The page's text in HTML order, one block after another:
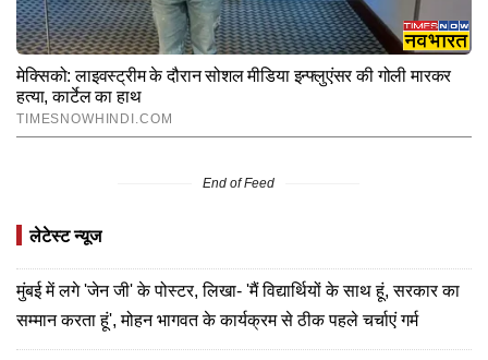
End of Feed
लेटेस्ट न्यूज
मुंबई में लगे 'जेन जी' के पोस्टर, लिखा- 'मैं विद्यार्थियों के साथ हूं, सरकार का
सम्मान करता हूं', मोहन भागवत के कार्यक्रम से ठीक पहले चर्चाएं गर्म